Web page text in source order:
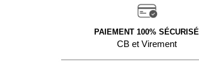
PAIEMENT 100% SÉCURISÉ
CB et Virement